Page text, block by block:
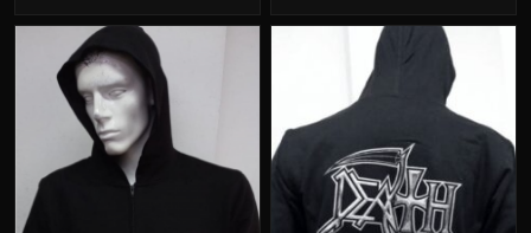
original
era:
S/99.00.
actual
es:
S/89.00.